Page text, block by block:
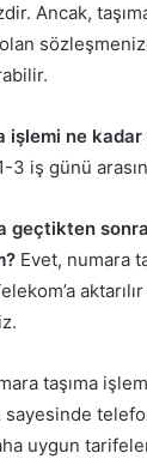
Ancak,
işlemi ne
iş günü
geçtikten
Evet, numara
taşıma
uygun